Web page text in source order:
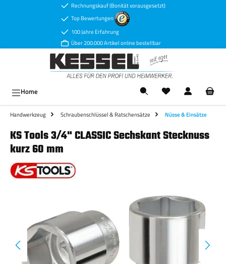
Zum Hauptinhalt springenRechnungskauf (Bonität vorausgesetzt)
Top Bewertungen
100 Jahre Erfahrung
Über 200.000 Artikel online bestellbar
Home
Handwerkzeug Schraubenschlüssel & Ratschensätze Nüsse & Einsätze
KS Tools 3/4" CLASSIC Sechskant Stecknuss
kurz 60 mm